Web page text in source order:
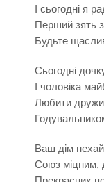
І сьогодні я
Перший зять
Будьте
Сьогодні
І чоловіка
Любити
Ваш дім
Союз міцним,